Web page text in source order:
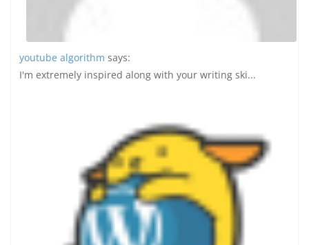
youtube algorithm says:
I'm extremely inspired along with your writing ski...